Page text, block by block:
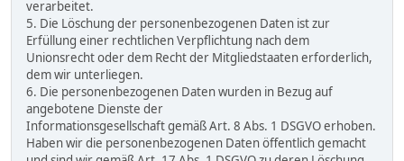
verarbeitet.
5. Die Löschung der personenbezogenen Daten ist zur
Erfüllung einer rechtlichen Verpflichtung nach dem
Unionsrecht oder dem Recht der Mitgliedstaaten erforderlich,
dem wir unterliegen.
6. Die personenbezogenen Daten wurden in Bezug auf
angebotene Dienste der
Informationsgesellschaft gemäß Art. 8 Abs. 1 DSGVO erhoben.
Haben wir die personenbezogenen Daten öffentlich gemacht